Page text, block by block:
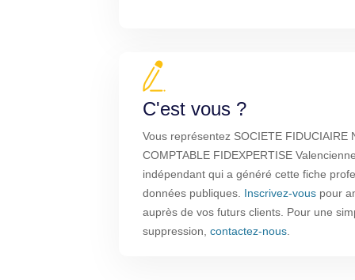
C'est vous ?
Vous représentez SOCIETE FIDUCIAIRE
COMPTABLE FIDEXPERTISE
indépendant qui a généré cette fiche
données publiques. Inscrivez-vous pour
auprès de vos futurs clients. Pour une
suppression, contactez-nous